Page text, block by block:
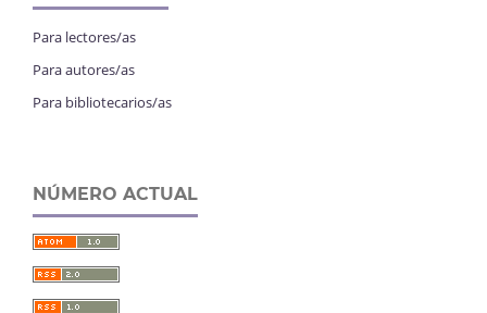
Para lectores/as
Para autores/as
Para bibliotecarios/as
NÚMERO ACTUAL